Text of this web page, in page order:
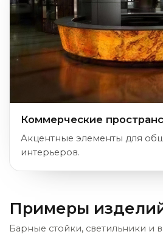
Коммерческие
Акцентные элементы для
интерьеров.
Примеры
Барные стойки, светильники и